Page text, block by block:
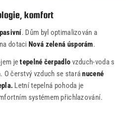
komfort
. Dům byl optimalizován a
dotaciNová zelená úsporám.
jetepelné čerpadlo vzduch-voda s
O čerstvý vzduch se staránucené
Letní tepelná pohoda je
systémem přichlazování.